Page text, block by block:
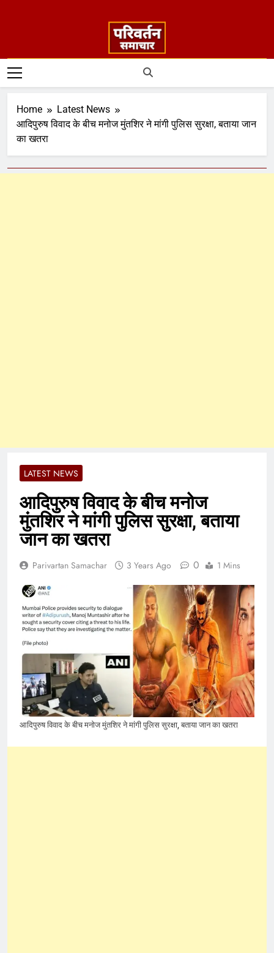
Home
Latest News
आदिपुरुष विवाद के बीच मनोज मुंतशिर ने मांगी पुलिस सुरक्षा, बताया जान
का खतरा
LATEST NEWS
आदिपुरुष विवाद के बीच मनोज
मुंतशिर ने मांगी पुलिस सुरक्षा, बताया
जान का खतरा
Parivartan Samachar 3 Years Ago 0 1 Mins
आदिपुरुष विवाद के बीच मनोज मुंतशिर ने मांगी पुलिस सुरक्षा, बताया जान का खतरा